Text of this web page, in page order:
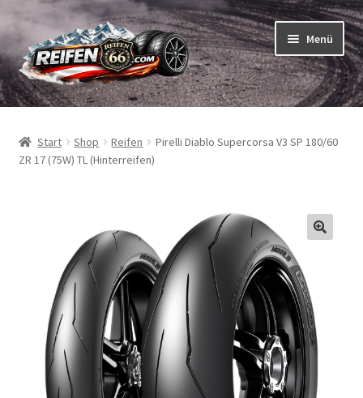
Zur
Navigation
springen
Zum
Inhalt
springen
Menü
Reifen
Schläuche
Marken
Reifentests
Kontakt
Start Shop Reifen
Pirelli Diablo Supercorsa V3 SP 180/60
ZR 17 (75W) TL (Hinterreifen)